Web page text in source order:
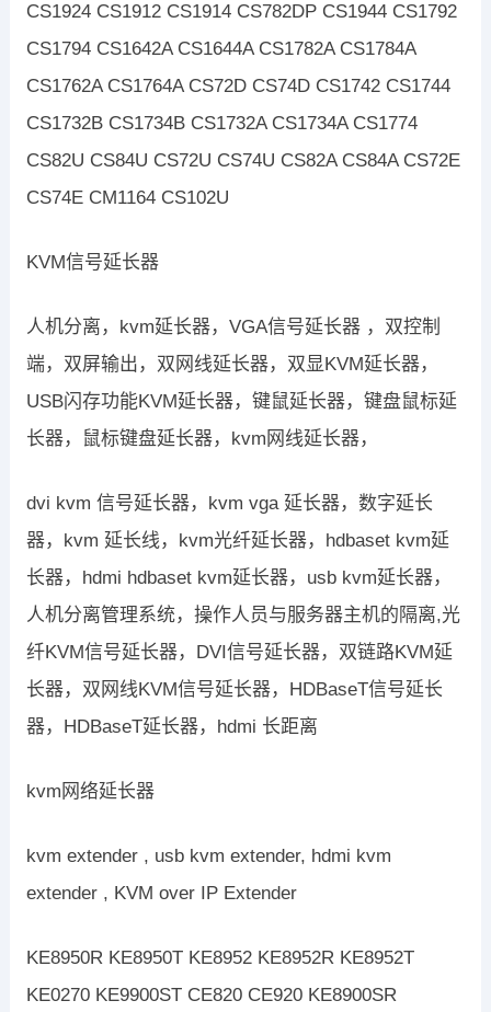
CS1924 CS1912 CS1914 CS782DP CS1944 CS1792
CS1794 CS1642A CS1644A CS1782A CS1784A
CS1762A CS1764A CS72D CS74D CS1742 CS1744
CS1732B CS1734B CS1732A CS1734A CS1774
CS82U CS84U CS72U CS74U CS82A CS84A CS72E
CS74E CM1164 CS102U
KVM信号延长器
人机分离，kvm延长器，VGA信号延长器 ，双控制
端，双屏输出，双网线延长器，双显KVM延长器，
USB闪存功能KVM延长器，键鼠延长器，键盘鼠标延
长器，鼠标键盘延长器，kvm网线延长器，
dvi kvm 信号延长器，kvm vga 延长器，数字延长
器，kvm 延长线，kvm光纤延长器，hdbaset kvm延
长器，hdmi hdbaset kvm延长器，usb kvm延长器，
人机分离管理系统，操作人员与服务器主机的隔离,光
纤KVM信号延长器，DVI信号延长器，双链路KVM延
长器，双网线KVM信号延长器，HDBaseT信号延长
器，HDBaseT延长器，hdmi 长距离
kvm网络延长器
kvm extender , usb kvm extender, hdmi kvm
extender , KVM over IP Extender
KE8950R KE8950T KE8952 KE8952R KE8952T
KE0270 KE9900ST CE820 CE920 KE8900SR